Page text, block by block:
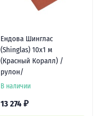
Ендова Шинглас
(Shinglas) 10х1 м
(Красный Коралл) /
рулон/
В наличии
13 274 ₽